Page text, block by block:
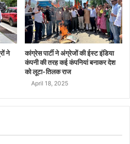
ने
कांग्रेस पार्टी ने अंग्रेजों की ईस्ट इंडिया
कंपनी की तरह कई कंपनियां बनाकर देश
को लूटा-तिलक राज
April 18, 2025